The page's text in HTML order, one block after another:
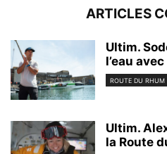
ARTICLES
Ultim.
l’eau
ROUTE DU RHUM
Ultim.
la Route